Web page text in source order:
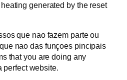
generated by the reset
que nao fazem parte ou
nao das funçoes pincipais
that you are doing any
perfect website.